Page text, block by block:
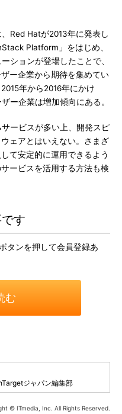
Red Hatが2013年に発表し
Platform」をはじめ、
ションが登場したことで、
ー企業から期待を集めてい
年から2016年にかけ
ー企業は増加傾向にある。
ービスが多い上、開発スピ
ェアとはいえない。さまざ
て安定的に運用できるよう
ービスを活用する方法も検
す
タンを押して会員登録あ
む
ジャパン編集部
© ITmedia, Inc. All Rights Reserved.